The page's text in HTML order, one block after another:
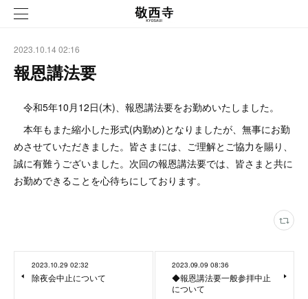
2023.10.14 02:16
報恩講法要
令和5年10月12日(木)、報恩講法要をお勤めいたしました。
本年もまた縮小した形式(内勤め)となりましたが、無事にお勤
めさせていただきました。皆さまには、ご理解とご協力を賜り、
誠に有難うございました。次回の報恩講法要では、皆さまと共に
お勤めできることを心待ちにしております。
2023.10.29 02:32
除夜会中止について
2023.09.09 08:36
◆報恩講法要一般参拝中止
について